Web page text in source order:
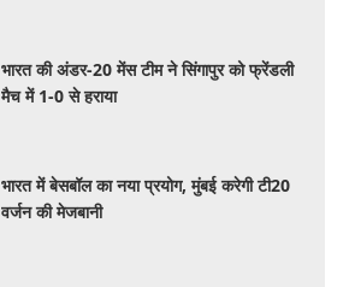
भारत की अंडर-20 मेंस टीम ने सिंगापुर को फ्रेंडली
मैच में 1-0 से हराया
भारत में बेसबॉल का नया प्रयोग, मुंबई करेगी टी20
वर्जन की मेजबानी